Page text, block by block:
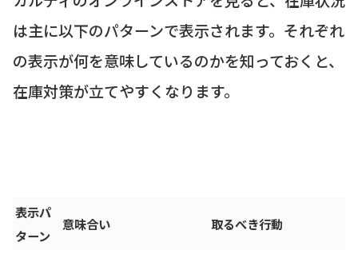
は主に以下のパターンで表示されます。それぞれ
の表示が何を意味しているのかを知っておくと、
在庫対策が立てやすくなります。
表示パ
ターン
意味合い 取るべき行動